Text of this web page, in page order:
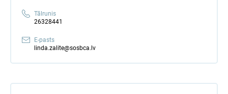
Tālrunis
26328441
E-pasts
linda.zalite@sosbca.lv